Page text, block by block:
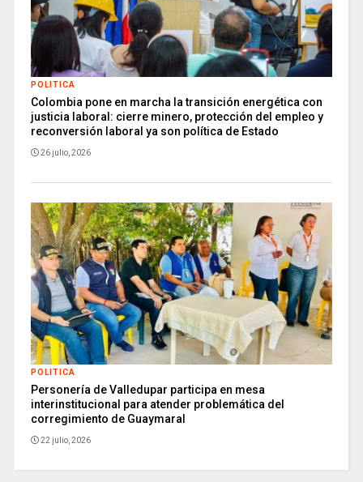
POLITICA
Colombia pone en marcha la transición energética con
justicia laboral: cierre minero, protección del empleo y
reconversión laboral ya son política de Estado
26 julio, 2026
POLITICA
Personería de Valledupar participa en mesa
interinstitucional para atender problemática del
corregimiento de Guaymaral
22 julio, 2026